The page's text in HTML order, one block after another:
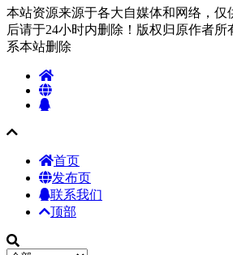
本站资源来源于各大自媒体和网络，仅
后请于24小时内删除！版权归原作者
系本站删除
首页
发布页
联系我们
顶部